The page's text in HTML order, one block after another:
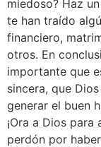
miedoso? Haz
te han traído
financiero,
otros. En
importante que
sincera, que
generar el buen
¡Ora a Dios
perdón por